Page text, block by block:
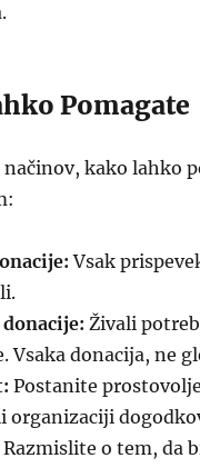
Pomagate
načinov, kako lahko
Vsak
Živali
Vsaka donacija, ne
Postanite
organizaciji
Razmislite o tem, da